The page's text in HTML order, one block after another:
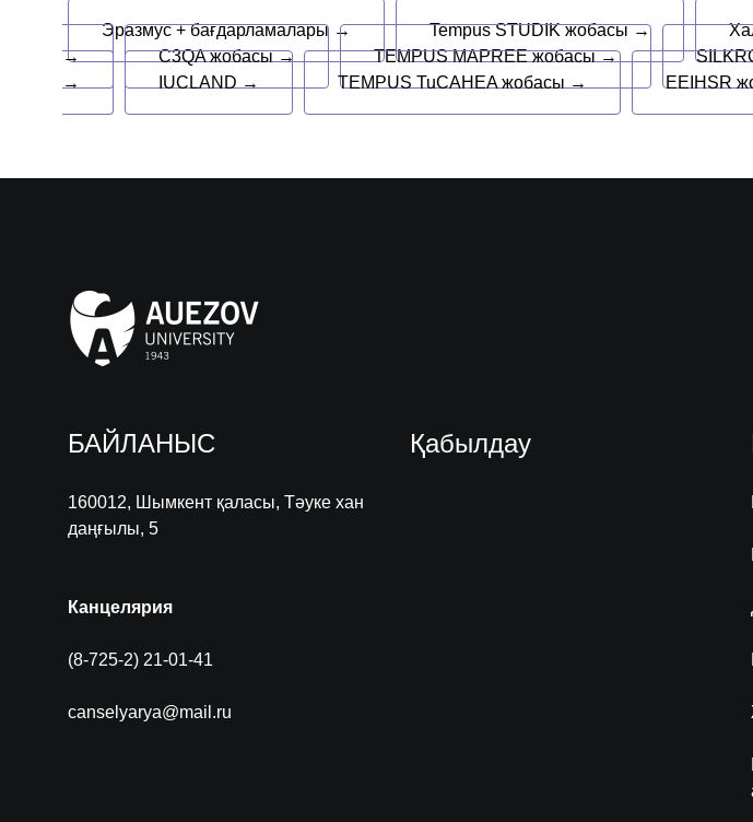
Эразмус + бағдарламалары → Tempus STUDIK жобасы →
→
C3QA жобасы → TEMPUS MAPREE жобасы →
→
IUCLAND → TEMPUS TuCAHEA жобасы → EEIHSR
БАЙЛАНЫС
160012, Шымкент қаласы, Тәуке хан
даңғылы, 5
Канцелярия
(8-725-2) 21-01-41
canselyarya@mail.ru
Қабылдау